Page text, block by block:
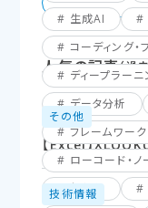
生成AI
コーディング・プログ
ディープラーニ
データ分析
フレームワーク
ローコード・ノ
仮想化
人気の記事（過
その他
【Excel】
技術情報